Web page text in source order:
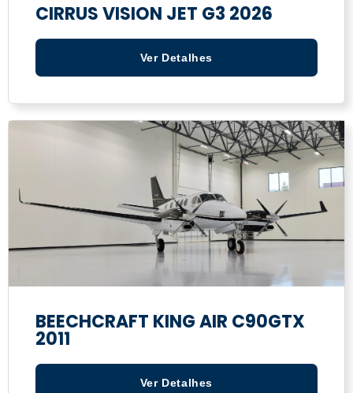
CIRRUS VISION JET G3 2026
Ver Detalhes
BEECHCRAFT KING AIR C90GTX
2011
Ver Detalhes